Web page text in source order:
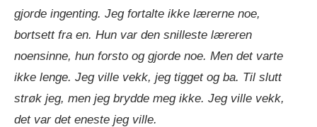
gjorde ingenting. Jeg fortalte ikke lærerne noe,
bortsett fra en. Hun var den snilleste læreren
noensinne, hun forsto og gjorde noe. Men det varte
ikke lenge. Jeg ville vekk, jeg tigget og ba. Til slutt
strøk jeg, men jeg brydde meg ikke. Jeg ville vekk,
det var det eneste jeg ville.